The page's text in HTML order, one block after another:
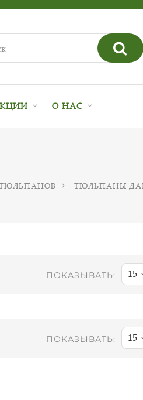
О НАС
ТЮЛЬПАНЫ
ПОКАЗЫВАТЬ: 15
ПОКАЗЫВАТЬ: 15